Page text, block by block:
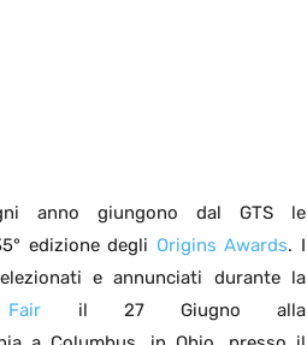
anno giungono dal GTS le
edizione degli Origins Awards. I
e annunciati durante la
il 27 Giugno alla